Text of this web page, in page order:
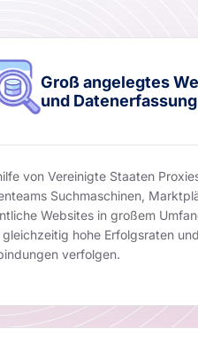
Groß angelegtes
und Datenerfassung
von Vereinigte Staaten
Suchmaschinen,
Websites in großem
gleichzeitig hohe Erfolgsraten
verfolgen.